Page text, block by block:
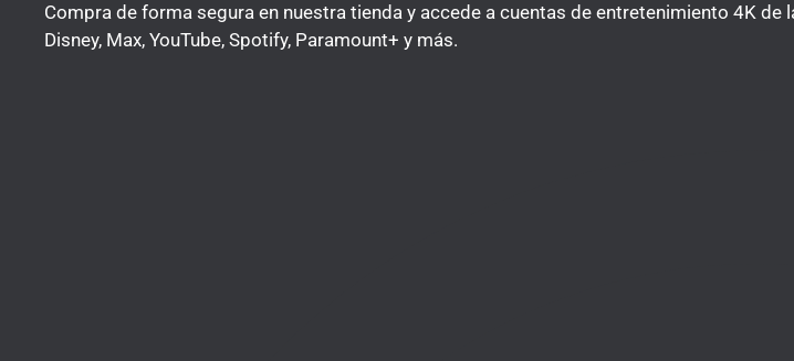
Compra de forma segura en nuestra tienda y accede a cuentas de entretenimiento 4K
Disney, Max, YouTube, Spotify, Paramount+ y más.